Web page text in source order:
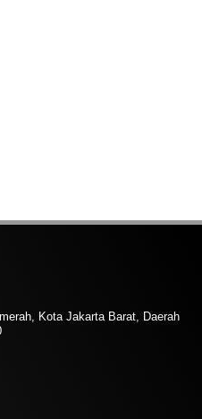
Kota Jakarta Barat, Daerah